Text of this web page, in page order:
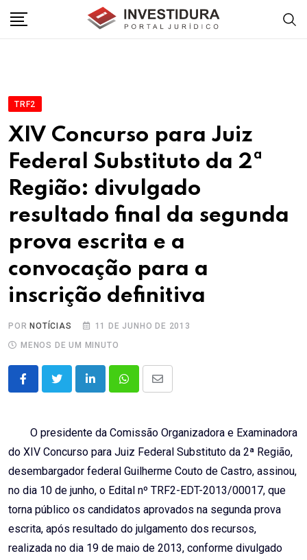
TRF2
XIV Concurso para Juiz
Federal Substituto da 2ª
Região: divulgado
resultado final da segunda
prova escrita e a
convocação para a
inscrição definitiva
POR NOTÍCIAS
11 DE JUNHO DE 2013
MENOS DE UM MINUTO
LinkedInWhatsappShare
Email
O presidente da Comissão Organizadora e Examinadora
do XIV Concurso para Juiz Federal Substituto da 2ª Região,
desembargador federal Guilherme Couto de Castro, assinou,
no dia 10 de junho, o Edital nº TRF2-EDT-2013/00017, que
torna público os candidatos aprovados na segunda prova
escrita, após resultado do julgamento dos recursos,
realizada no dia 19 de maio de 2013, conforme divulgado